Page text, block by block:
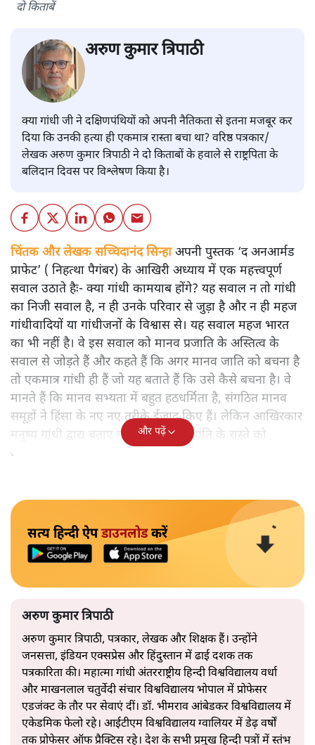
दो किताबें
अरुण कुमार त्रिपाठी
क्या गांधी जी ने दक्षिणपंथियों को अपनी नैतिकता से इतना मजबूर कर
दिया कि उनकी हत्या ही एकमात्र रास्ता बचा था? वरिष्ठ पत्रकार/
लेखक अरुण कुमार त्रिपाठी ने दो किताबों के हवाले से राष्ट्रपिता के
बलिदान दिवस पर विश्लेषण किया है।
चिंतक और लेखक सच्चिदानंद सिन्हाअपनी पुस्तक ‘द अनआर्मड
प्राफेट’ ( निहत्था पैगंबर) के आखिरी अध्याय में एक महत्त्वपूर्ण
सवाल उठाते हैः- क्या गांधी कामयाब होंगे? यह सवाल न तो गांधी
का निजी सवाल है, न ही उनके परिवार से जुड़ा है और न ही महज
गांधीवादियों या गांधीजनों के विश्वास से। यह सवाल महज भारत
का भी नहीं है। वे इस सवाल को मानव प्रजाति के अस्तित्व के
सवाल से जोड़ते हैं और कहते हैं कि अगर मानव जाति को बचना है
तो एकमात्र गांधी ही हैं जो यह बताते हैं कि उसे कैसे बचना है। वे
मानते हैं कि मानव सभ्यता में बहुत हठधर्मिता है, संगठित मानव
समूहों ने हिंसा के नए नए तरीके ईजाद किए हैं। लेकिन आखिरकार
मनुष्य गांधी द्वारा बताए गए अहिंसा और शांति के रास्ते को
अपनाएगा।
और पढ़ें
सत्य हिन्दी ऐपडाउनलोडकरें
अरुण कुमार त्रिपाठी
अरुण कुमार त्रिपाठी, पत्रकार, लेखक और शिक्षक हैं। उन्होंने
जनसत्ता, इंडियन एक्सप्रेस और हिंदुस्तान में ढाई दशक तक
पत्रकारिता की। महात्मा गांधी अंतरराष्ट्रीय हिन्दी विश्वविद्यालय वर्धा
और माखनलाल चतुर्वेदी संचार विश्वविद्यालय भोपाल में प्रोफेसर
एडजंक्ट के तौर पर सेवाएं दीं। डॉ. भीमराव आंबेडकर विश्वविद्यालय में
एकेडमिक फेलो रहे। आईटीएम विश्वविद्यालय ग्वालियर में डेढ़ वर्षों
तक प्रोफेसर ऑफ प्रैक्टिस रहे। देश के सभी प्रमुख हिन्दी पत्रों में स्तंभ